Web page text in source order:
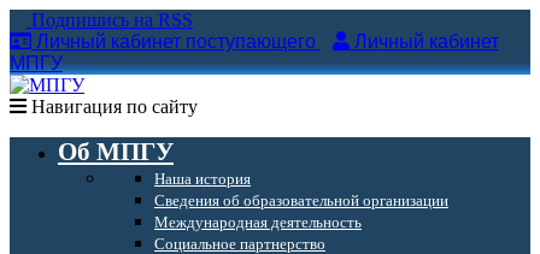
Подпишись на RSS
Личный кабинет поступающего
Личный кабинет
МПГУ
Навигация по сайту
Об МПГУ
Наша история
Сведения об образовательной организации
Международная деятельность
Социальное партнерство